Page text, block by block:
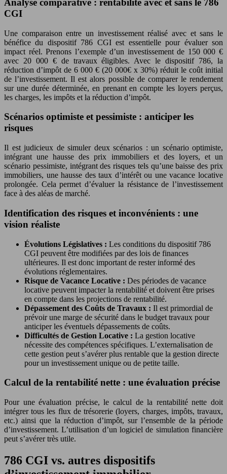
Analyse comparative : rentabilité avec et sans le 786
CGI
Une comparaison entre un investissement réalisé avec et sans le
bénéfice du dispositif 786 CGI est essentielle pour évaluer son
impact réel. Prenons l’exemple d’un investissement de 150 000 €
avec 20 000 € de travaux éligibles. Avec le dispositif 786, la
réduction d’impôt de 6 000 € (20 000€ x 30%) réduit le coût initial
de l’investissement. Il est alors possible de comparer le rendement
sur une durée déterminée, en prenant en compte les loyers perçus,
les charges, les impôts et la réduction d’impôt.
Scénarios optimiste et pessimiste : anticiper les
risques
Il est judicieux de simuler deux scénarios : un scénario optimiste,
intégrant une hausse des prix immobiliers et des loyers, et un
scénario pessimiste, intégrant des risques tels qu’une baisse des prix
immobiliers, une hausse des taux d’intérêt ou une vacance locative
prolongée. Cela permet d’évaluer la résistance de l’investissement
face à des aléas de marché.
Identification des risques et inconvénients : une
vision réaliste
Évolutions Législatives : Les conditions du dispositif 786
CGI peuvent être modifiées par des lois de finances
ultérieures. Il est donc important de rester informé des
évolutions réglementaires.
Risque de Vacance Locative : Des périodes de vacance
locative peuvent impacter la rentabilité et doivent être prises
en compte dans les projections de rentabilité.
Dépassement des Coûts de Travaux : Il est primordial de
prévoir une marge de sécurité dans le budget travaux pour
anticiper les éventuels dépassements de coûts.
Difficultés de Gestion Locative : La gestion locative
nécessite des compétences spécifiques. L’externalisation de
cette gestion peut s’avérer plus rentable que la gestion directe
pour un investissement unique ou de petite taille.
Calcul de la rentabilité nette : une évaluation précise
Pour une évaluation précise, le calcul de la rentabilité nette doit
intégrer tous les flux de trésorerie (loyers, charges, impôts, travaux,
etc.) ainsi que la réduction d’impôt, sur l’ensemble de la période
d’investissement. L’utilisation d’un logiciel de simulation financière
peut s’avérer très utile.
786 CGI vs. autres dispositifs